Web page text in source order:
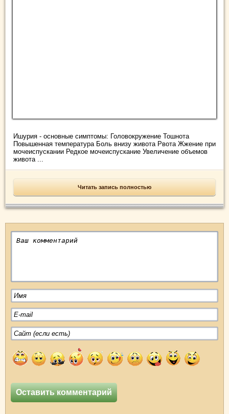
Ишурия - основные симптомы: Головокружение Тошнота
Повышенная температура Боль внизу живота Рвота Жжение при
мочеиспускании Редкое мочеиспускание Увеличение объемов
живота ...
Читать запись полностью